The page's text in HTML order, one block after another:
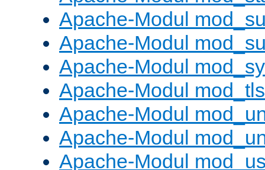
Apache-Modul
Apache-Modul
Apache-Modul
Apache-Modul mod_tls
Apache-Modul
Apache-Modul
Apache-Modul